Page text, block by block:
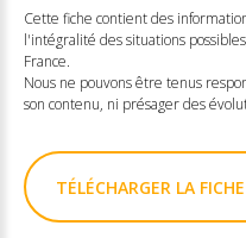
Cette fiche contient des
l'intégralité des situations
France.
Nous ne pouvons être tenus
son contenu, ni présager des
TÉLÉCHARGER LA FICHE